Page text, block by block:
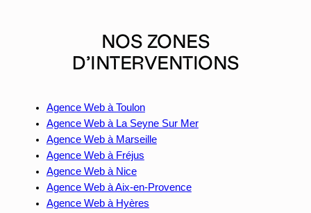
NOS ZONES
D’INTERVENTIONS
Agence Web à Toulon
Agence Web à La Seyne Sur Mer
Agence Web à Marseille
Agence Web à Fréjus
Agence Web à Nice
Agence Web à Aix-en-Provence
Agence Web à Hyères